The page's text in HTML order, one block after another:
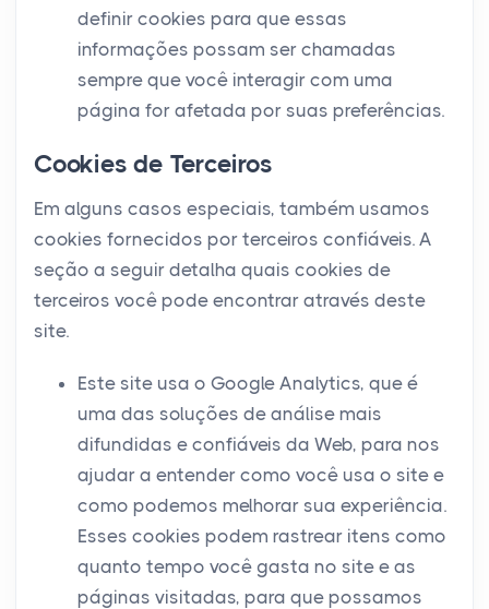
definir cookies para que essas
informações possam ser chamadas
sempre que você interagir com uma
página for afetada por suas preferências.
Cookies de Terceiros
Em alguns casos especiais, também usamos
cookies fornecidos por terceiros confiáveis. A
seção a seguir detalha quais cookies de
terceiros você pode encontrar através deste
site.
Este site usa o Google Analytics, que é
uma das soluções de análise mais
difundidas e confiáveis ​​da Web, para nos
ajudar a entender como você usa o site e
como podemos melhorar sua experiência.
Esses cookies podem rastrear itens como
quanto tempo você gasta no site e as
páginas visitadas, para que possamos